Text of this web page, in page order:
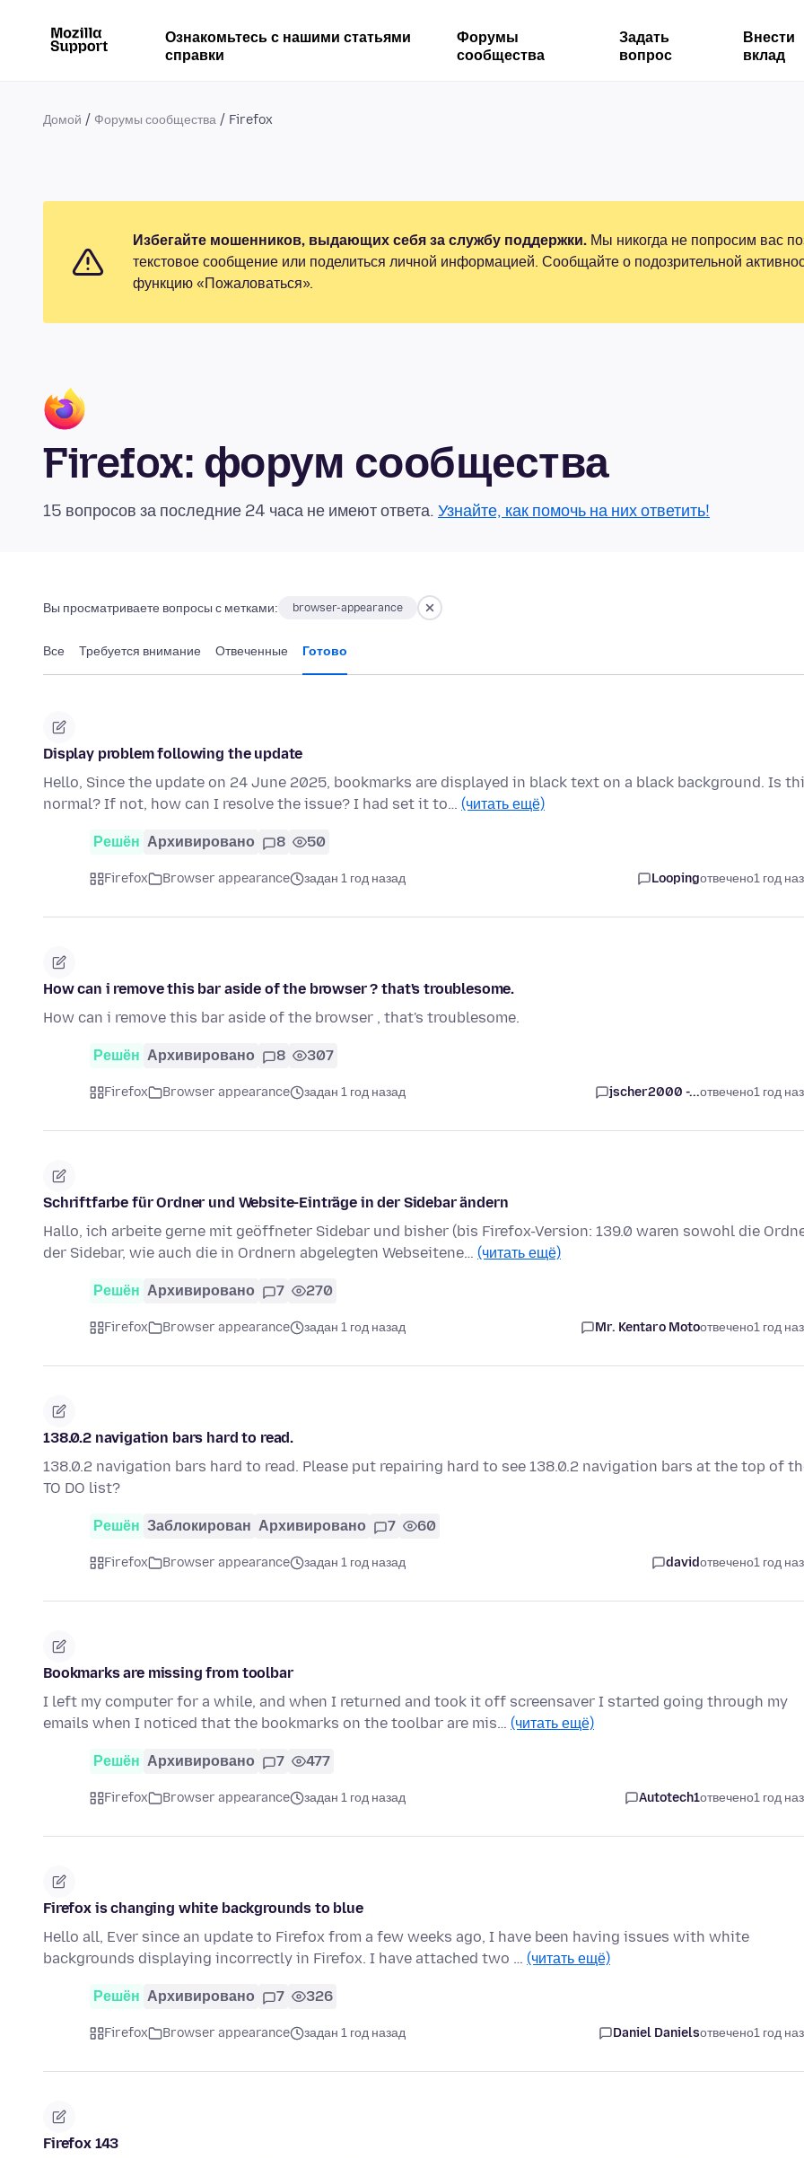
Ознакомьтесь с нашими статьями
справки
Форумы
сообщества
Задать
вопрос
Внести
вклад
Домой Форумы сообщества Firefox
Избегайте мошенников, выдающих себя за службу поддержки. Мы никогда не попросим вас
текстовое сообщение или поделиться личной информацией. Сообщайте о подозрительной
функцию «Пожаловаться».
Firefox: форум сообщества
15 вопросов за последние 24 часа не имеют ответа. Узнайте, как помочь на них ответить!
Вы просматриваете вопросы с метками: browser-appearance
Все Требуется внимание Отвеченные Готово
Display problem following the update
Hello, Since the update on 24 June 2025, bookmarks are displayed in black text on a black background. Is
normal? If not, how can I resolve the issue? I had set it to… (читать ещё)
Решён Архивировано 8 50
Firefox Browser appearance задан 1 год назад Loopingотвечено1 год
How can i remove this bar aside of the browser ? that's troublesome.
How can i remove this bar aside of the browser , that's troublesome.
Решён Архивировано 8 307
Firefox Browser appearance задан 1 год назад jscher2000 -...отвечено1 год
Schriftfarbe für Ordner und Website-Einträge in der Sidebar ändern
Hallo, ich arbeite gerne mit geöffneter Sidebar und bisher (bis Firefox-Version: 139.0 waren sowohl die
der Sidebar, wie auch die in Ordnern abgelegten Webseitene… (читать ещё)
Решён Архивировано 7 270
Firefox Browser appearance задан 1 год назад Mr. Kentaro Motoотвечено1 год
138.0.2 navigation bars hard to read.
138.0.2 navigation bars hard to read. Please put repairing hard to see 138.0.2 navigation bars at the top of
TO DO list?
Решён Заблокирован Архивировано 7 60
Firefox Browser appearance задан 1 год назад davidотвечено1 год
Bookmarks are missing from toolbar
I left my computer for a while, and when I returned and took it off screensaver I started going through my
emails when I noticed that the bookmarks on the toolbar are mis… (читать ещё)
Решён Архивировано 7 477
Firefox Browser appearance задан 1 год назад Autotech1отвечено1 год
Firefox is changing white backgrounds to blue
Hello all, Ever since an update to Firefox from a few weeks ago, I have been having issues with white
backgrounds displaying incorrectly in Firefox. I have attached two … (читать ещё)
Решён Архивировано 7 326
Firefox Browser appearance задан 1 год назад Daniel Danielsотвечено1 год
Firefox 143